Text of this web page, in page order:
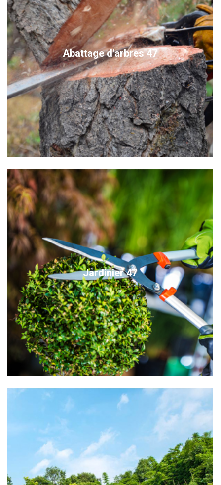
Abattage d'arbres 47
Jardinier 47